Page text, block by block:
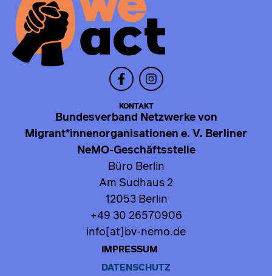
KONTAKT
Bundesverband Netzwerke von
Migrant*innenorganisationen e. V. Berliner
NeMO-Geschäftsstelle
Büro Berlin
Am Sudhaus 2
12053 Berlin
+49 30 26570906
info[at]bv-nemo.de
IMPRESSUM
DATENSCHUTZ